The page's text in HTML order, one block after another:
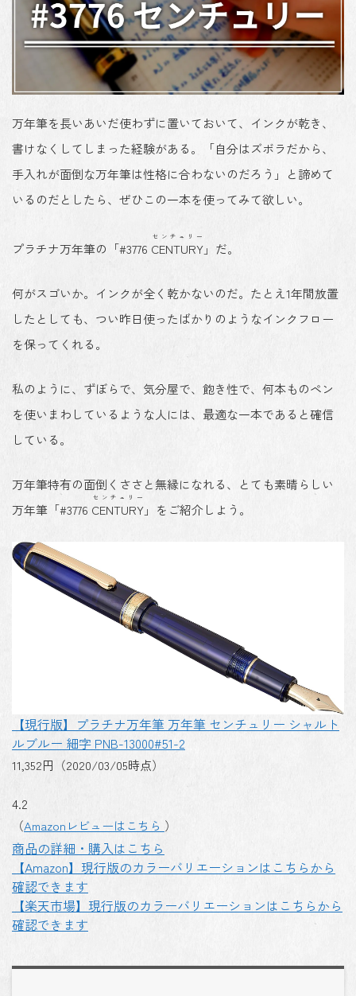
万年筆を長いあいだ使わずに置いておいて、 インクが乾き、
書けなくしてしまった経験がある。「自分はズボラだから、
手入れが面倒な万年筆は性格に合わないのだろう」と諦めて
いるのだとしたら、ぜひこの一本を使ってみて欲しい。
プラチナ万年筆の「#3776 CENTURY
センチュリー
」だ。
何がスゴいか。 インクが全く乾かないのだ。たとえ1年間放置
したとしても、つい昨日使ったばかりのようなインクフロー
を保ってくれる。
私のように、ずぼらで、気分屋で、飽き性で、何本ものペン
を使いまわしているような人には、最適な一本であると確信
している。
万年筆特有の面倒くささと無縁になれる、とても素晴らしい
万年筆「#3776 CENTURY
センチュリー
」をご紹介しよう。
【現行版】プラチナ万年筆 万年筆 センチュリー シャルト
ルブルー 細字 PNB-13000#51-2
11,352円（2020/03/05時点）
4.2
（Amazonレビューはこちら ）
商品の詳細・購入はこちら
【Amazon】現行版のカラーバリエーションはこちらから
確認できます
【楽天市場】現行版のカラーバリエーションはこちらから
確認できます